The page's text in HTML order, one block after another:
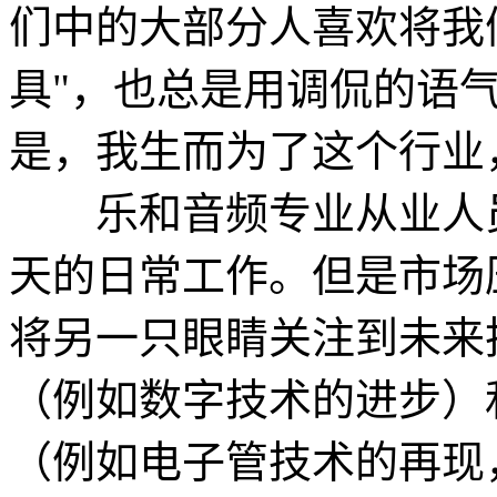
们中的大部分人喜欢将
具"，也总是用调侃的语
是，我生而为了这个行
乐和音频专业从业人
天的日常工作。但是市
将另一只眼睛关注到未
（例如数字技术的进步
（例如电子管技术的再